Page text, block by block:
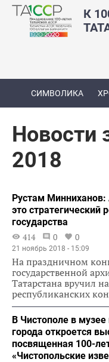
К
СИМВОЛИКА
Новости
2018
Рустам
это стратегический
государства
414
0 0
21 ноябрь 2018 - 15:09
На праздничном
государственной
Татарстана вручил
республиканских
В Чистополе в музее
города откроется
посвященная 100-
«Чистопольские